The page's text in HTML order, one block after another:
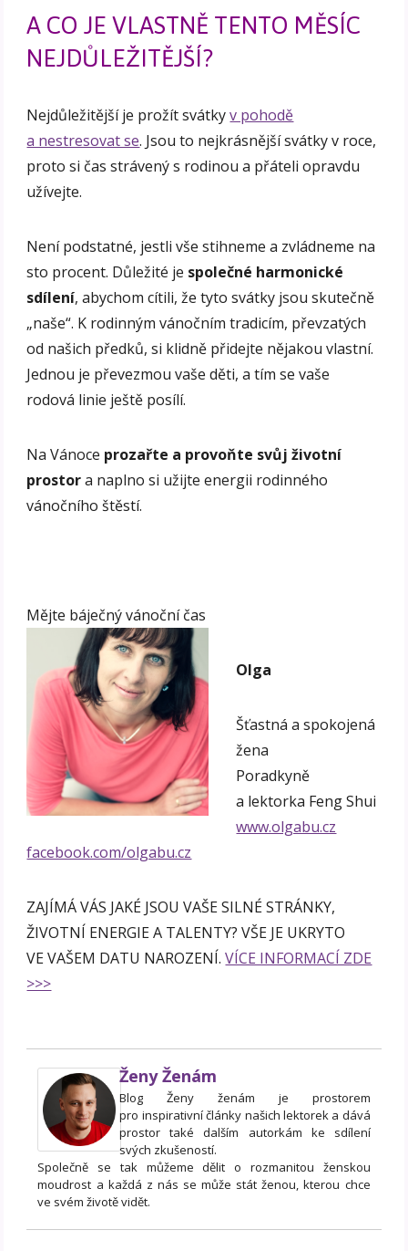
A CO JE VLASTNĚ TENTO MĚSÍC
NEJDŮLEŽITĚJŠÍ?
Nejdůležitější je prožít svátkyv pohodě
a nestresovat se. Jsou to nejkrásnější svátky v roce,
proto si čas strávený s rodinou a přáteli opravdu
užívejte.
Není podstatné, jestli vše stihneme a zvládneme na
sto procent. Důležité je společné harmonické
sdílení, abychom cítili, že tyto svátky jsou skutečně
„naše“. K rodinným vánočním tradicím, převzatých
od našich předků, si klidně přidejte nějakou vlastní.
Jednou je převezmou vaše děti, a tím se vaše
rodová linie ještě posílí.
Na Vánoce prozařte a provoňte svůj životní
prostora naplno si užijte energii rodinného
vánočního štěstí.
Mějte báječný vánoční čas
Olga
Šťastná a spokojená
žena
Poradkyně
a lektorka Feng Shui
www.olgabu.cz
facebook.com/olgabu.cz
ZAJÍMÁ VÁS JAKÉ JSOU VAŠE SILNÉ STRÁNKY,
ŽIVOTNÍ ENERGIE A TALENTY? VŠE JE UKRYTO
VE VAŠEM DATU NAROZENÍ.VÍCE INFORMACÍ ZDE
>>>
Ženy Ženám
Blog Ženy ženám je prostorem
pro inspirativní články našich lektorek a dává
prostor také dalším autorkám ke sdílení
svých zkušeností.
Společně se tak můžeme dělit o rozmanitou ženskou
moudrost a každá z nás se může stát ženou, kterou chce
ve svém životě vidět.